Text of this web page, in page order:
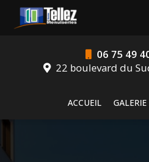
contenu
06 75 49
22 boulevard du
ACCUEIL
GALERIE